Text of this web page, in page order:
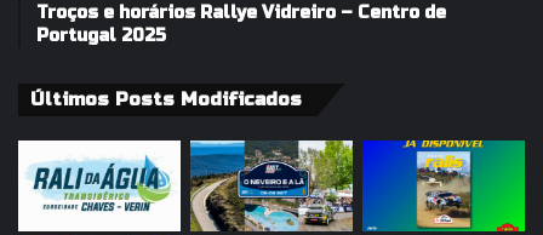
Troços e horários Rallye Vidreiro – Centro de
Portugal 2025
Últimos Posts Modificados